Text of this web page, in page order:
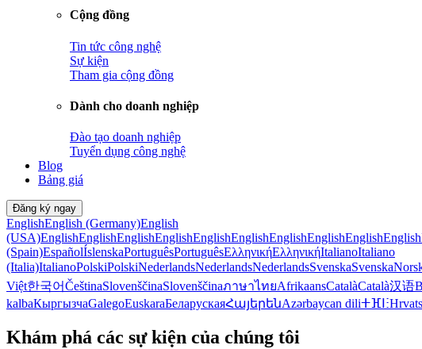
Cộng đồng
Tin tức công nghệ
Sự kiện
Tham gia cộng đồng
Dành cho doanh nghiệp
Đào tạo doanh nghiệp
Tuyển dụng công nghệ
Blog
Bảng giá
Đăng ký ngay
EnglishEnglish (Germany)English
(USA)EnglishEnglishEnglishEnglishEnglishEnglishEnglishEnglishEnglishEnglish
(Spain)EspañolÍslenskaPortuguêsPortuguêsΕλληνικήΕλληνικήItalianoItaliano
(Italia)ItalianoPolskiPolskiNederlandsNederlandsNederlandsSvenskaSvenska
Việt한국어ČeštinaSlovenščinaSlovenščinaภาษาไทยAfrikaansCatalàCatalà汉语
kalbaКыргызчаGalegoEuskaraБеларускаяՀայերենAzərbaycan diliⵜⴼⵏⵗ
Khám phá các sự kiện của chúng tôi